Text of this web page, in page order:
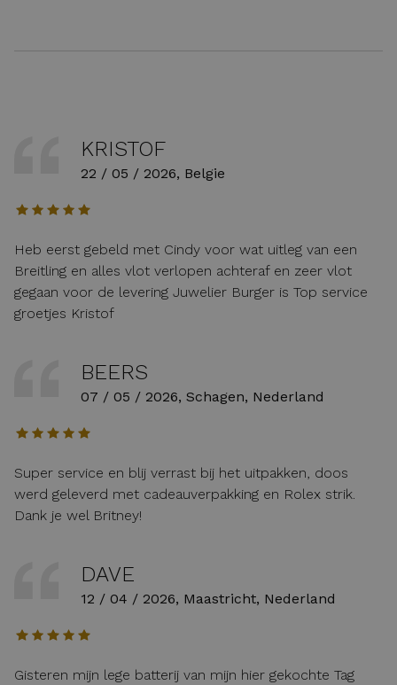
KRISTOF
22 / 05 / 2026, Belgie
Heb eerst gebeld met Cindy voor wat uitleg van een
Breitling en alles vlot verlopen achteraf en zeer vlot
gegaan voor de levering Juwelier Burger is Top service
groetjes Kristof
BEERS
07 / 05 / 2026, Schagen, Nederland
Super service en blij verrast bij het uitpakken, doos
werd geleverd met cadeauverpakking en Rolex strik.
Dank je wel Britney!
DAVE
12 / 04 / 2026, Maastricht, Nederland
Gisteren mijn lege batterij van mijn hier gekochte Tag